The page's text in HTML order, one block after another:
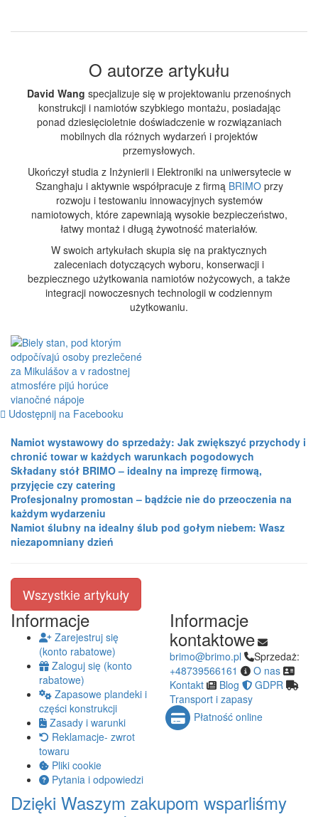
O autorze artykułu
David Wang specjalizuje się w projektowaniu przenośnych
konstrukcji i namiotów szybkiego montażu, posiadając
ponad dziesięcioletnie doświadczenie w rozwiązaniach
mobilnych dla różnych wydarzeń i projektów
przemysłowych.
Ukończył studia z Inżynierii i Elektroniki na uniwersytecie w
Szanghaju i aktywnie współpracuje z firmą BRIMOprzy
rozwoju i testowaniu innowacyjnych systemów
namiotowych, które zapewniają wysokie bezpieczeństwo,
łatwy montaż i długą żywotność materiałów.
W swoich artykułach skupia się na praktycznych
zaleceniach dotyczących wyboru, konserwacji i
bezpiecznego użytkowania namiotów nożycowych, a także
integracji nowoczesnych technologii w codziennym
użytkowaniu.
Udostępnij na Facebooku
Namiot wystawowy do sprzedaży: Jak zwiększyć przychody i
chronić towar w każdych warunkach pogodowych
Składany stół BRIMO – idealny na imprezę firmową,
przyjęcie czy catering
Profesjonalny promostan – bądźcie nie do przeoczenia na
każdym wydarzeniu
Namiot ślubny na idealny ślub pod gołym niebem: Wasz
niezapomniany dzień
Wszystkie artykuły
Informacje
Zarejestruj się
(konto rabatowe)
Zaloguj się (konto
rabatowe)
Zapasowe plandeki i
części konstrukcji
Zasady i warunki
Reklamacje- zwrot
towaru
Pliki cookie
Pytania i odpowiedzi
Informacje
kontaktowe
brimo@brimo.pl
Sprzedaż:
+48739566161
O nas
Kontakt
Blog
GDPR
Transport i zapasy
Dzięki Waszym zakupom wsparliśmy
Płatność online